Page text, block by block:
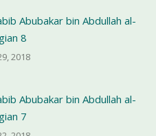
Abubakar bin Abdullah al-
8
2018
Abubakar bin Abdullah al-
7